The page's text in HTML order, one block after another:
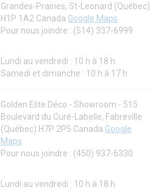
Grandes-Prairies, St-Leonard (Québec)
H1P 1A2 Canada Google Maps
Pour nous joindre : (514) 337-6999
Lundi au vendredi : 10 h à 18 h
Samedi et dimanche : 10 h à 17 h
Golden Elite Déco - Showroom - 515
Boulevard du Curé-Labelle, Fabreville
(Québec) H7P 2P5 Canada Google
Maps
Pour nous joindre : (450) 937-6330
Lundi au vendredi : 10 h à 18 h